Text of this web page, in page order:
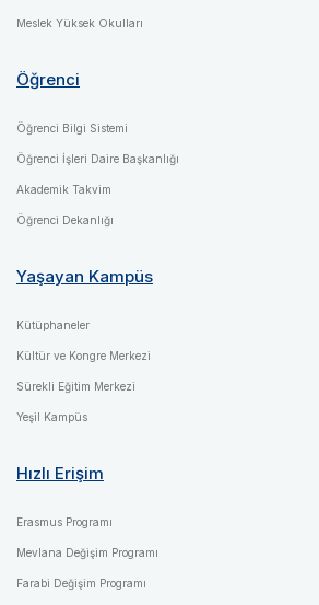
Meslek Yüksek Okulları
Öğrenci
Öğrenci Bilgi Sistemi
Öğrenci İşleri Daire Başkanlığı
Akademik Takvim
Öğrenci Dekanlığı
Yaşayan Kampüs
Kütüphaneler
Kültür ve Kongre Merkezi
Sürekli Eğitim Merkezi
Yeşil Kampüs
Hızlı Erişim
Erasmus Programı
Mevlana Değişim Programı
Farabi Değişim Programı